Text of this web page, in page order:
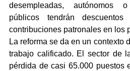
desempleadas, autónomos
públicos tendrán
contribuciones patronales en los
La reforma se da en un contexto
trabajo calificado. El sector de
pérdida de casi 65.000 puestos